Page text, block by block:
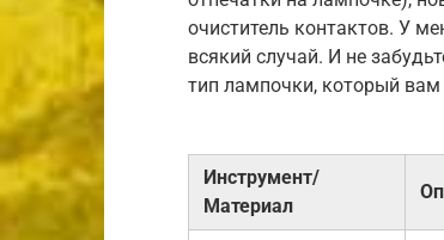
очиститель контактов. У
всякий случай. И не
тип лампочки, который вам
Инструмент/
Материал